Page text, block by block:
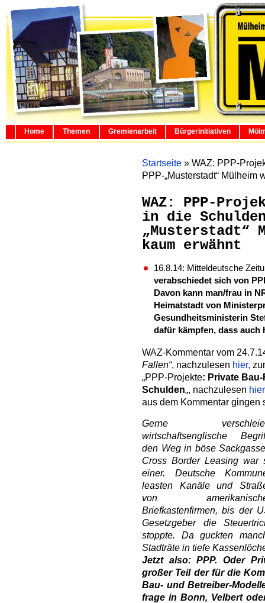
Home Themen Gremienarbeit Bürgerinitiativen
Startseite » WAZ: PPP-
PPP-„Musterstadt“ Mülheim
WAZ: PPP-
in die
„Musterstadt“
kaum erwähnt
16.8.14: Mitteldeutsche
verabschiedet sich von
Davon kann man/frau in
Heimatstadt von
Gesundheitsministerin
dafür kämpfen, dass
WAZ-Kommentar vom
Fallen“, nachzulesen hier,
„PPP-Projekte: Private
Schulden„, nachzulesen
aus dem Kommentar gingen
Gerne
wirtschaftsenglische
den Weg in böse
Cross Border Leasing war
einer. Deutsche
leasten Kanäle und
von
Briefkastenfirmen, bis der
Gesetzgeber die
stoppte. Da guckten
Stadträte in tiefe
Jetzt also: PPP. Oder
großer Teil der für die
Bau- und Betreiber-
frage in Bonn, Velbert